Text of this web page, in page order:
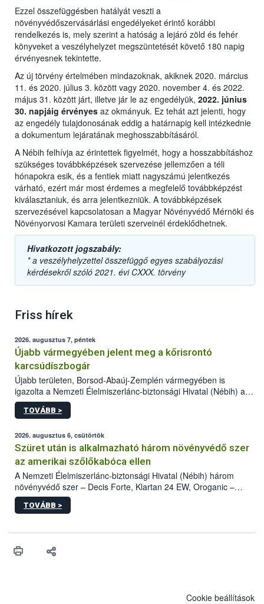
Ezzel összefüggésben hatályát veszti a
növényvédőszervásárlási engedélyeket érintő korábbi
rendelkezés is, mely szerint a hatóság a lejáró zöld és fehér
könyveket a veszélyhelyzet megszüntetését követő 180 napig
érvényesnek tekintette.
Az új törvény értelmében mindazoknak, akiknek 2020. március
11. és 2020. július 3. között vagy 2020. november 4. és 2022.
május 31. között járt, illetve jár le az engedélyük, 2022. június
30. napjáig érvényes az okmányuk. Ez tehát azt jelenti, hogy
az engedély tulajdonosának eddig a határnapig kell intézkednie
a dokumentum lejáratának meghosszabbításáról.
A Nébih felhívja az érintettek figyelmét, hogy a hosszabbításhoz
szükséges továbbképzések szervezése jellemzően a téli
hónapokra esik, és a fentiek miatt nagyszámú jelentkezés
várható, ezért már most érdemes a megfelelő továbbképzést
kiválasztaniuk, és arra jelentkezniük. A továbbképzések
szervezésével kapcsolatosan a Magyar Növényvédő Mérnöki és
Növényorvosi Kamara területi szerveinél érdeklődhetnek.
Hivatkozott jogszabály:
* a veszélyhelyzettel összefüggő egyes szabályozási
kérdésekről szóló 2021. évi CXXX. törvény
Friss hírek
2026. augusztus 7, péntek
Újabb vármegyében jelent meg a kőrisrontó
karcsúdíszbogár
Újabb területen, Borsod-Abaúj-Zemplén vármegyében is
igazolta a Nemzeti Élelmiszerlánc-biztonsági Hivatal (Nébih) a
kőrisrontó karcsúdíszbogár (Agrilus planipennis) jelenlétét. A
kártevőt nem csak színcsapdában találták meg, de már fertőzött
az intenzív felderítést, emellett az intézkedéseket a szlovák
hatósággal is összehangolják a terjedés megállítása érdekében.
TOVÁBB >
2026. augusztus 6, csütörtök
Szüret után is alkalmazható három növényvédő szer
az amerikai szőlőkabóca ellen
A Nemzeti Élelmiszerlánc-biztonsági Hivatal (Nébih) három
növényvédő szer – Decis Forte, Klartan 24 EW, Oroganic –
engedélyokiratát módosította, így azok a szüretet követően,
egészen a vesszőérettség (BBCH 91) stádiumáig
érésű szőlőkben is legyen lehetőség a károsító elleni további
felhasználók számára is elérhető és ökológiai termesztésben is
TOVÁBB >
Cookie beállítások